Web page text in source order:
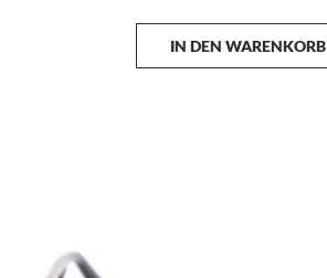
IN DEN WARENKORB